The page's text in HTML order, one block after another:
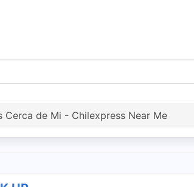
Cerca de Mi - Chilexpress Near Me